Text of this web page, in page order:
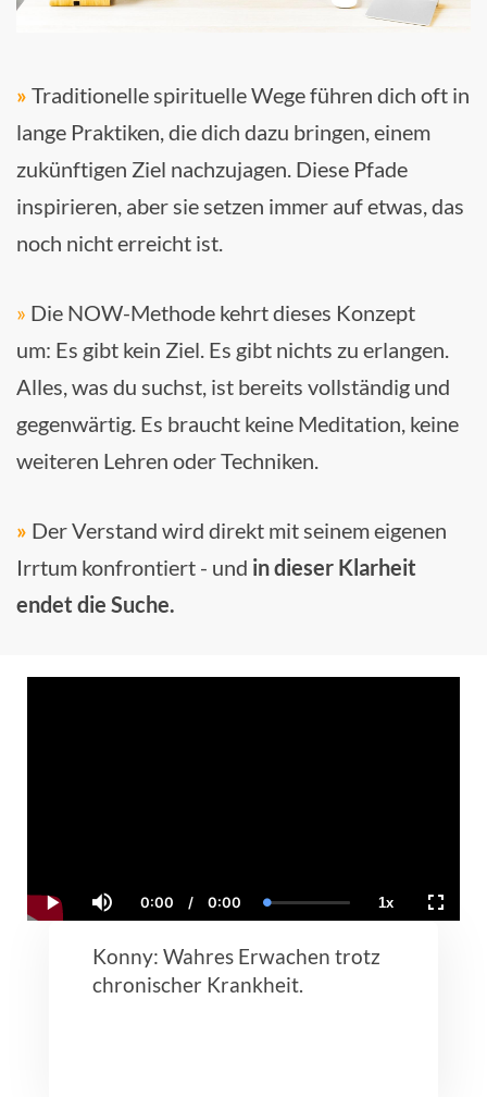
» Traditionelle spirituelle Wege führen dich oft in
lange Praktiken, die dich dazu bringen, einem
zukünftigen Ziel nachzujagen. Diese Pfade
inspirieren, aber sie setzen immer auf etwas, das
noch nicht erreicht ist.
» Die NOW-Methode kehrt dieses Konzept
um: Es gibt kein Ziel. Es gibt nichts zu erlangen.
Alles, was du suchst, ist bereits vollständig und
gegenwärtig. Es braucht keine Meditation, keine
weiteren Lehren oder Techniken.
» Der Verstand wird direkt mit seinem eigenen
Irrtum konfrontiert - und in dieser Klarheit
endet die Suche.
Play Mute
Current
Time
0:00 / Duration
0:00 Loaded:
0.00%
1xPlayback
Rate
Konny: Wahres Erwachen trotz
chronischer Krankheit.